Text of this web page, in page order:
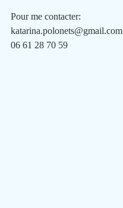
Pour me contacter:
katarina.polonets@gmail.com
06 61 28 70 59